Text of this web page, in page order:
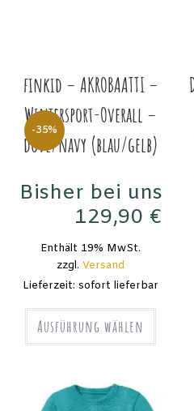
-35%
finkid – AKROBAATTI –
Wintersport-Overall –
dove/navy (blau/gelb)
Bisher bei uns
129,90 €
Enthält 19% MwSt.
zzgl. Versand
Lieferzeit: sofort lieferbar
Ausführung wählen